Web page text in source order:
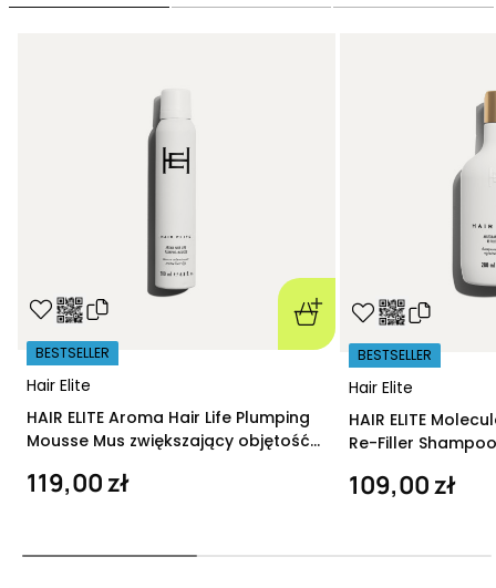
Hair Elite
BESTSELLER
HAIR ELITE Aroma Hair Life Plumping
Mousse Mus zwiększający objętość
119,00 zł
Hair Elite
BESTSELLER
HAIR ELITE
Re-Filler
109,00 zł